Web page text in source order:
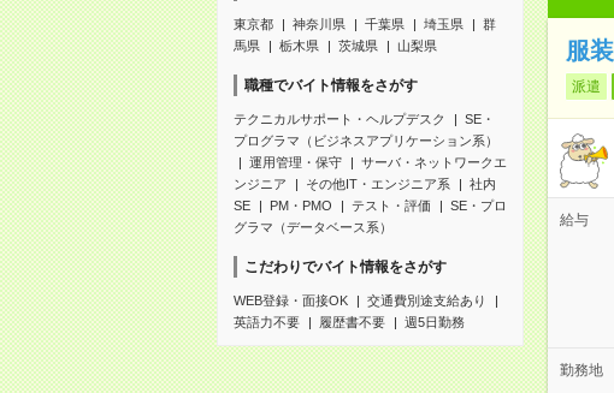
東京都 神奈川県 千葉県 埼玉県
群
馬県
栃木県 茨城県 山梨県
職種でバイト情報をさがす
テクニカルサポート・ヘルプデスク
SE・
プログラマ（ビジネスアプリケーション系）
運用管理・保守
サーバ・ネットワークエ
ンジニア
その他IT・エンジニア系
社内
SE
PM・PMO テスト・評価
SE・プロ
グラマ（データベース系）
こだわりでバイト情報をさがす
WEB登録・面接OK
交通費別途支給あり
英語力不要
履歴書不要 週5日勤務
服
派遣
給与
勤務地